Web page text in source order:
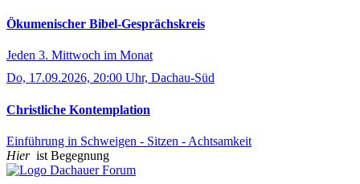
Ökumenischer Bibel-Gesprächskreis
Jeden 3. Mittwoch im Monat
Do, 17.09.2026, 20:00 Uhr, Dachau-Süd
Christliche Kontemplation
Einführung in Schweigen - Sitzen - Achtsamkeit
Hierist Begegnung